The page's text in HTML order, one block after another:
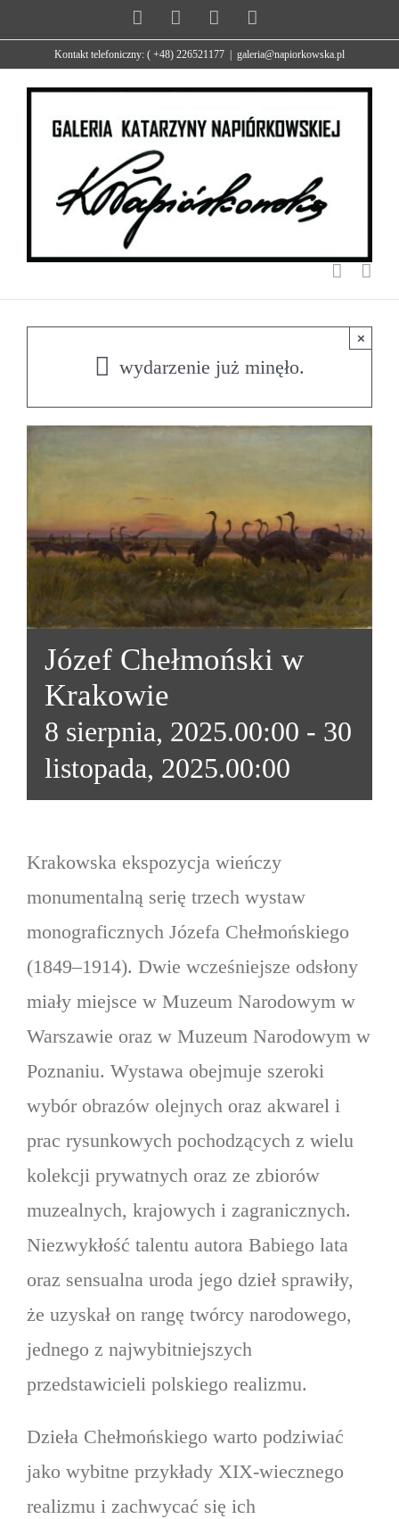
zawartości
Facebook Instagram
Kontakt telefoniczny: ( +48) 226521177 galeria@napiorkowska.pl
wydarzenie już minęło.
×
Józef Chełmoński w
Krakowie
8 sierpnia, 2025.00:00 - 30
listopada, 2025.00:00
Krakowska ekspozycja wieńczy
monumentalną serię trzech wystaw
monograficznych Józefa Chełmońskiego
(1849–1914). Dwie wcześniejsze odsłony
miały miejsce w Muzeum Narodowym w
Warszawie oraz w Muzeum Narodowym w
Poznaniu. Wystawa obejmuje szeroki
wybór obrazów olejnych oraz akwarel i
prac rysunkowych pochodzących z wielu
kolekcji prywatnych oraz ze zbiorów
muzealnych, krajowych i zagranicznych.
Niezwykłość talentu autora Babiego lata
oraz sensualna uroda jego dzieł sprawiły,
że uzyskał on rangę twórcy narodowego,
jednego z najwybitniejszych
przedstawicieli polskiego realizmu.
Dzieła Chełmońskiego warto podziwiać
jako wybitne przykłady XIX-wiecznego
realizmu i zachwycać się ich